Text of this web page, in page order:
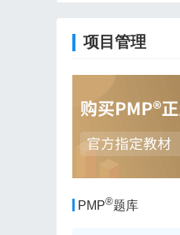
项目管理
PMP®题库